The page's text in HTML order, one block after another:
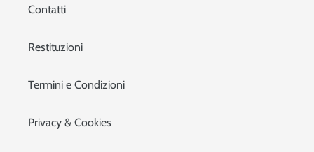
Contatti
Restituzioni
Termini e Condizioni
Privacy & Cookies